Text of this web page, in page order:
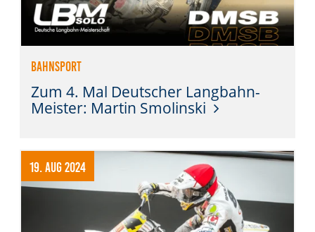
Bahnsport
Zum 4. Mal Deutscher Langbahn-
Meister: Martin Smolinski
19. Aug 2024